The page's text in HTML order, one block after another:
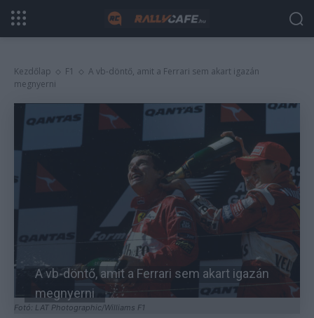
Kezdőlap F1
A vb-döntő, amit a Ferrari sem akart igazán
megnyerni
Fotó: LAT Photographic/Williams F1
A vb-döntő, amit a Ferrari sem akart igazán
megnyerni